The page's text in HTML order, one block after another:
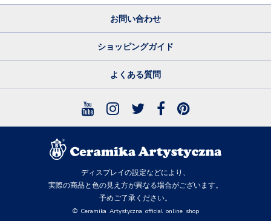
お問い合わせ
ショッピングガイド
よくある質問
ディスプレイの設定などにより、
実際の商品と色の見え方が異なる場合がございます。
予めご了承ください。
© Ceramika Artystyczna official online shop